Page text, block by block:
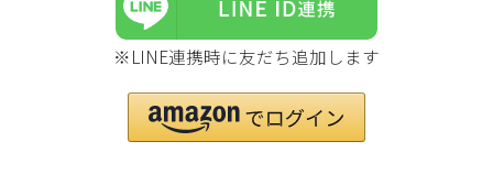
※LINE連携時に友だち追加します